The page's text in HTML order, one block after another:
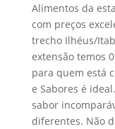
Alimentos da
com preços
trecho Ilhéus/
extensão temos
para quem está
e Sabores é
sabor
diferentes. Não